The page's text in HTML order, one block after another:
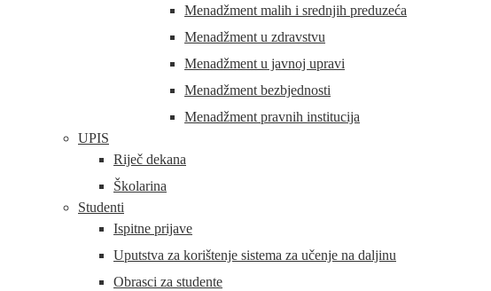
Menadžment malih i srednjih preduzeća
Menadžment u zdravstvu
Menadžment u javnoj upravi
Menadžment bezbjednosti
Menadžment pravnih institucija
UPIS
Riječ dekana
Školarina
Studenti
Ispitne prijave
Uputstva za korištenje sistema za učenje na daljinu
Obrasci za studente